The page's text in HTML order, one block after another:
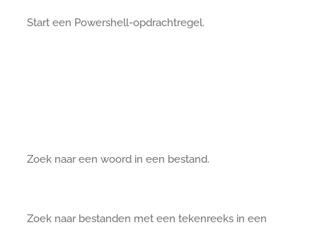
Start een Powershell-opdrachtregel.
Zoek naar een woord in een bestand.
Zoek naar bestanden met een tekenreeks in een